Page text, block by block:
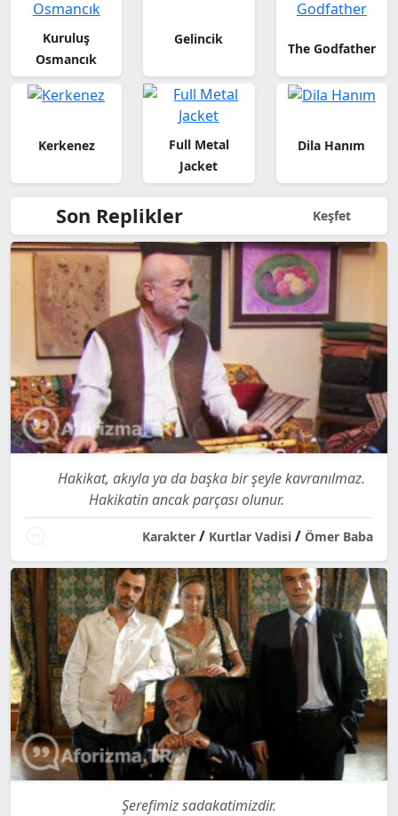
Kuruluş
Osmancık
Gelincik
The Godfather
Kerkenez
Full Metal
Jacket
Dila Hanım
Son Replikler Keşfet
Hakikat, akıyla ya da başka bir şeyle kavranılmaz.
Hakikatin ancak parçası olunur.
Karakter / Kurtlar Vadisi / Ömer Baba
Şerefimiz sadakatimizdir.